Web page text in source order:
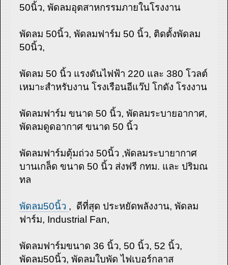
50นิ้ว, พัดลมอุตสาหกรรมภายในโรงงาน
พัดลม 50นิ้ว, พัดลมฟาร์ม 50 นิ้ว, ติดตั้งพัดลม
50นิ้ว,
พัดลม 50 นิ้ว แรงดันไฟฟ้า 220 และ 380 โวลต์
เหมาะสำหรับงาน โรงเรือนอีแว๊ป โกดัง โรงงาน
พัดลมฟาร์ม ขนาด 50 นิ้ว, พัดลมระบายอากาศ,
พัดลมดูดอากาศ ขนาด 50 นิ้ว
พัดลมฟาร์มตุ้มถ่วง 50นิ้ว ,พัดลมระบายากาศ
บานเกล็ด ขนาด 50 นิ้ว ส่งฟรี กทม. และ ปริมณ
ทล
พัดลม50นิ้ว , ดีที่สุด ประหยัดพลังงาน, พัดลม
ฟาร์ม, Industrial Fan,
พัดลมฟาร์มขนาด 36 นิ้ว, 50 นิ้ว, 52 นิ้ว,
พัดลม50นิ้ว, พัดลมใบพัด ไฟเบอร์กลาส